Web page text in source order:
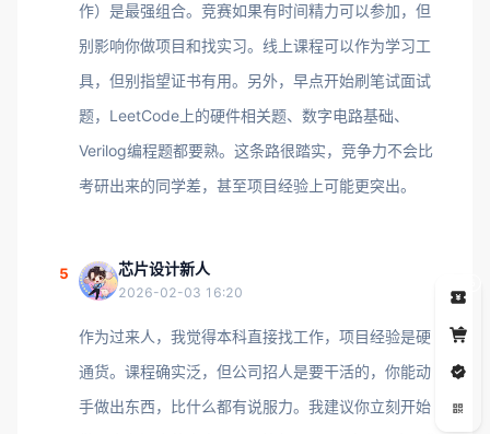
作）是最强组合。竞赛如果有时间精力可以参加，但
别影响你做项目和找实习。线上课程可以作为学习工
具，但别指望证书有用。另外，早点开始刷笔试面试
题，LeetCode上的硬件相关题、数字电路基础、
Verilog编程题都要熟。这条路很踏实，竞争力不会比
考研出来的同学差，甚至项目经验上可能更突出。
5 芯片设计新人
2026-02-03 16:20
作为过来人，我觉得本科直接找工作，项目经验是硬
通货。课程确实泛，但公司招人是要干活的，你能动
手做出东西，比什么都有说服力。我建议你立刻开始